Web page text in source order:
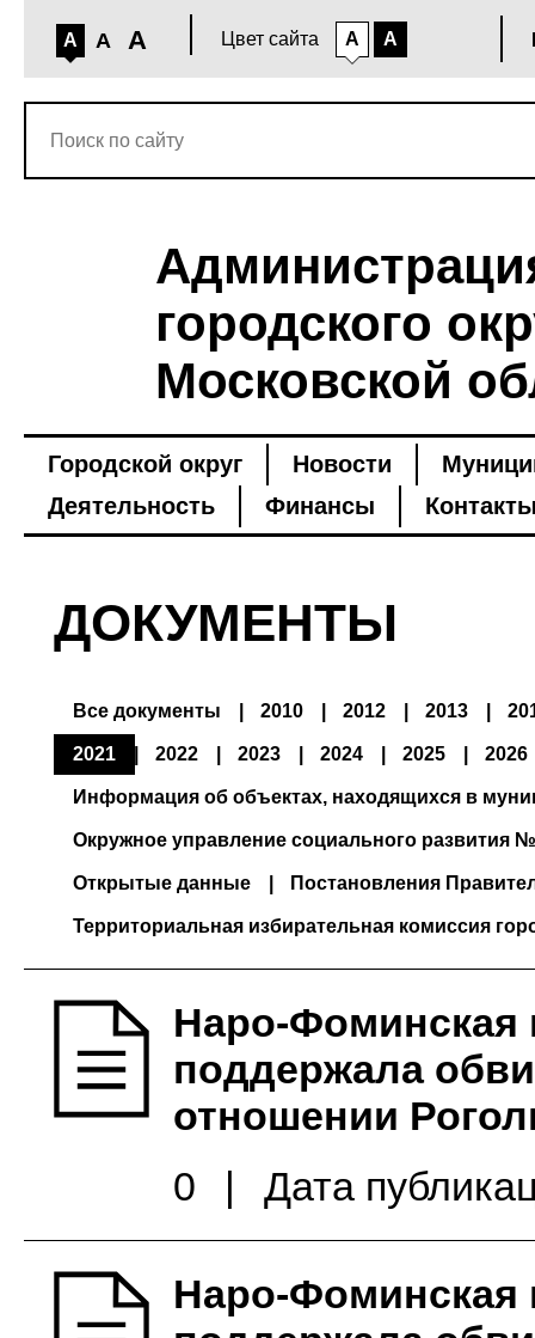
A A A Цвет сайта A A
городского
Московской
Городской округ Новости
Деятельность
Финансы
ДОКУМЕНТЫ
Все документы 2010 2012 2013
2021 2022 2023 2024 2025 2026
Информация об объектах, находящихся в
Окружное управление социального развития
Открытые данные Постановления
Территориальная избирательная комиссия
Наро-Фоминская
поддержала
отношении
0
| Дата
Наро-Фоминская